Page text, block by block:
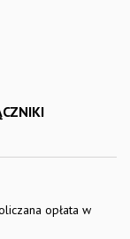
opłata w